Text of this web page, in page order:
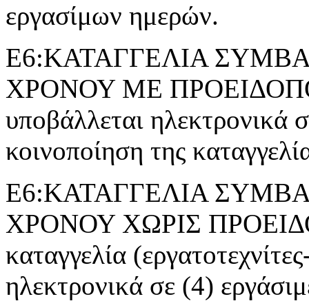
εργασίμων ημερών.
Ε6:ΚΑΤΑΓΓΕΛΙΑ
ΧΡΟΝΟΥ ΜΕ
υποβάλλεται ηλεκτρονικά
κοινοποίηση της
Ε6:ΚΑΤΑΓΓΕΛΙΑ
ΧΡΟΝΟΥ ΧΩΡΙΣ
καταγγελία
ηλεκτρονικά σε (4)